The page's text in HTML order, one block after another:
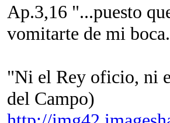
Ap.3,16 "...puesto
vomitarte de mi
"Ni el Rey oficio, ni
del Campo)